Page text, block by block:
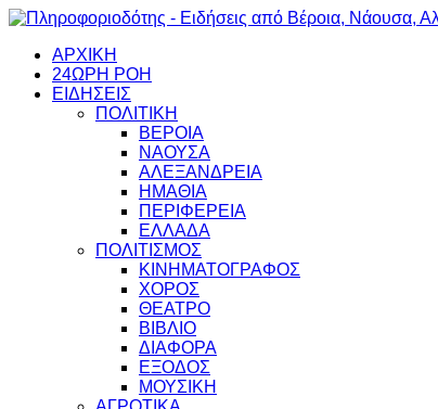
ΑΡΧΙΚΗ
24ΩΡΗ ΡΟΗ
ΕΙΔΗΣΕΙΣ
ΠΟΛΙΤΙΚΗ
ΒΕΡΟΙΑ
ΝΑΟΥΣΑ
ΑΛΕΞΑΝΔΡΕΙΑ
ΗΜΑΘΙΑ
ΠΕΡΙΦΕΡΕΙΑ
ΕΛΛΑΔΑ
ΠΟΛΙΤΙΣΜΟΣ
ΚΙΝΗΜΑΤΟΓΡΑΦΟΣ
ΧΟΡΟΣ
ΘΕΑΤΡΟ
ΒΙΒΛΙΟ
ΔΙΑΦΟΡΑ
ΕΞΟΔΟΣ
ΜΟΥΣΙΚΗ